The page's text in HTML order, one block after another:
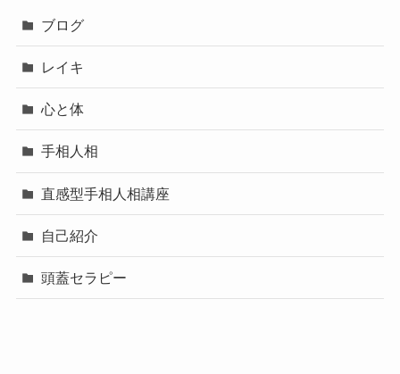
ブログ
レイキ
心と体
手相人相
直感型手相人相講座
自己紹介
頭蓋セラピー